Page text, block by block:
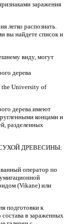
заражения
легко распознать.
вы найдете список и
виду, могут
дерева
the University of
дерева.имеют
концами и
разделенных
ДРЕВЕСИНЫ:
оператор по
(Vikane) или
подготовки к
в зараженных